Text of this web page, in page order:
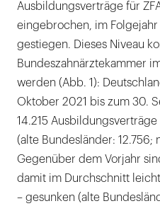
Ausbildungsverträge für
eingebrochen, im Folgejahr
gestiegen. Dieses Niveau
Bundeszahnärztekammer
werden (Abb. 1):
Oktober 2021 bis zum 30.
14.215
(alte Bundesländer: 12.756;
Gegenüber dem Vorjahr
damit im Durchschnitt
– gesunken (alte